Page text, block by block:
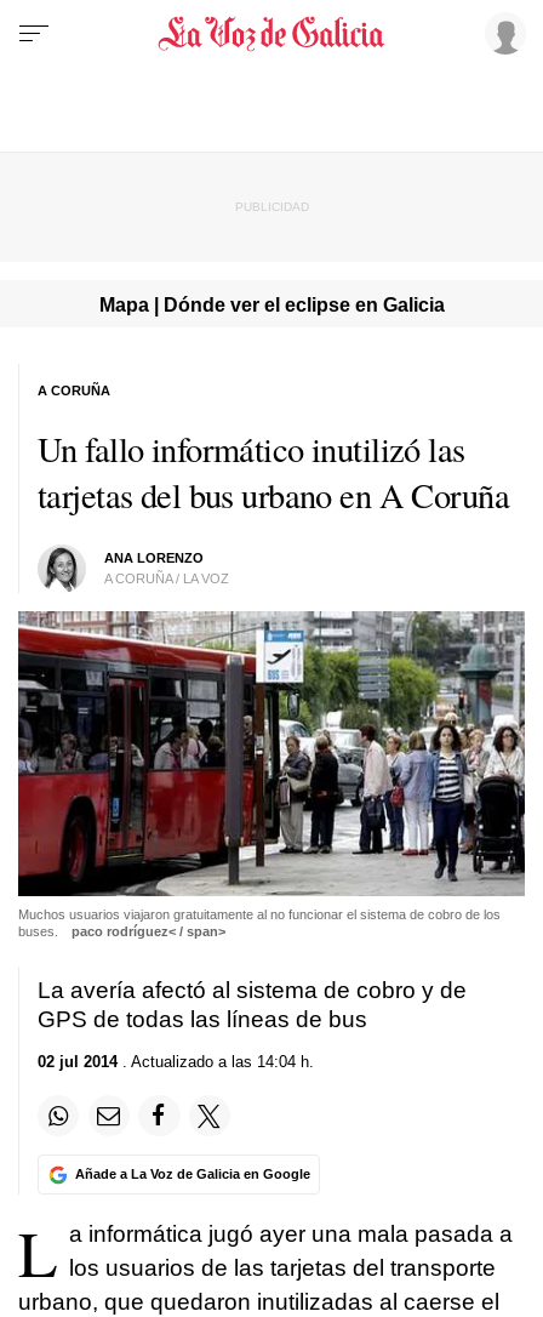
Mapa | Dónde ver el eclipse en Galicia
Un fallo informático inutilizó las
tarjetas del bus urbano en A Coruña
ANA LORENZO
A CORUÑA / LA VOZ
A CORUÑA
Muchos usuarios viajaron gratuitamente al no funcionar el sistema de cobro de los
buses.
paco rodríguez< / span>
La avería afectó al sistema de cobro y de
GPS de todas las líneas de bus
02 jul 2014. Actualizado a las 14:04 h.
Añade a La Voz de Galicia en Google
L a informática jugó ayer una mala pasada a
los usuarios de las tarjetas del transporte
urbano, que quedaron inutilizadas al caerse el